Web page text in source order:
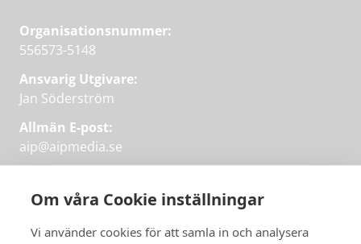
Om våra Cookie inställningar
Vi använder cookies för att samla in och analysera
Organisationsnummer:
556573-5148
Ansvarig Utgivare:
Jan Söderström
Allmän E-post:
aip@aipmedia.se
aip@flowyinfo.seeller 08-1210 60 40.
Instagram
LinkedIn
Twitter
Facebook